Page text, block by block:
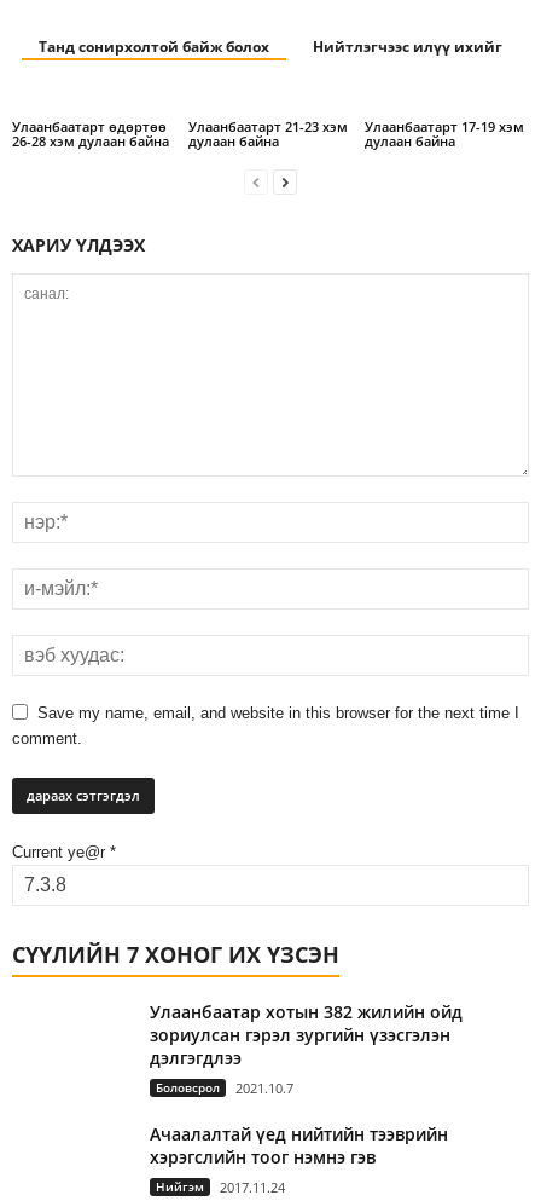
Танд сонирхолтой байж болох Нийтлэгчээс илүү ихийг
Улаанбаатарт өдөртөө
26-28 хэм дулаан байна
Улаанбаатарт 21-23 хэм
дулаан байна
Улаанбаатарт 17-19 хэм
дулаан байна
ХАРИУ ҮЛДЭЭХ
Save my name, email, and website in this browser for the next time I
comment.
Current ye@r *
СҮҮЛИЙН 7 ХОНОГ ИХ ҮЗСЭН
Улаанбаатар хотын 382 жилийн ойд
зориулсан гэрэл зургийн үзэсгэлэн
дэлгэгдлээ
Боловсрол 2021.10.7
Ачаалалтай үед нийтийн тээврийн
хэрэгслийн тоог нэмнэ гэв
Нийгэм 2017.11.24